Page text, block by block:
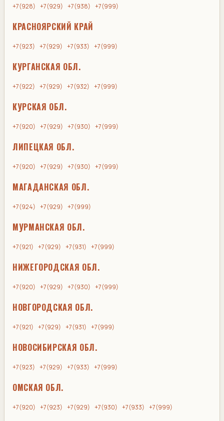
+7(928) +7(929) +7(938) +7(999)
КРАСНОЯРСКИЙ КРАЙ
+7(923) +7(929) +7(933) +7(999)
КУРГАНСКАЯ ОБЛ.
+7(922) +7(929) +7(932) +7(999)
КУРСКАЯ ОБЛ.
+7(920) +7(929) +7(930) +7(999)
ЛИПЕЦКАЯ ОБЛ.
+7(920) +7(929) +7(930) +7(999)
МАГАДАНСКАЯ ОБЛ.
+7(924) +7(929) +7(999)
МУРМАНСКАЯ ОБЛ.
+7(921) +7(929) +7(931) +7(999)
НИЖЕГОРОДСКАЯ ОБЛ.
+7(920) +7(929) +7(930) +7(999)
НОВГОРОДСКАЯ ОБЛ.
+7(921) +7(929) +7(931) +7(999)
НОВОСИБИРСКАЯ ОБЛ.
+7(923) +7(929) +7(933) +7(999)
ОМСКАЯ ОБЛ.
+7(920) +7(923) +7(929) +7(930) +7(933) +7(999)